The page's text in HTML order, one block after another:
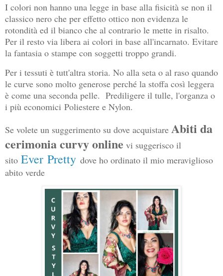
I colori non hanno una legge in base alla fisicità se non il
classico nero che per effetto ottico non evidenza le
rotondità ed il bianco che al contrario le mette in risalto.
Per il resto via libera ai colori in base all'incarnato. Evitare
la fantasia o stampe con soggetti troppo grandi.
Per i tessuti è tutt'altra storia. No alla seta o al raso quando
le curve sono molto generose perché la stoffa così leggera
è come una seconda pelle. Prediligere il tulle, l'organza o
i più economici Poliestere e Nylon.
Se volete un suggerimento su dove acquistare Abiti da
cerimonia curvy online vi suggerisco il
sito Ever Pretty dove ho ordinato il mio meraviglioso
abito verde